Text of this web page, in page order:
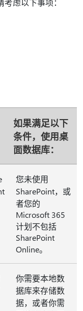
虑以下事项：
如果满足以下
条件，使用桌
面数据库：
您未使用
SharePoint，或
者您的
Microsoft 365
计划不包括
SharePoint
Online。
你需要本地数
据库来存储数
据，或者你需